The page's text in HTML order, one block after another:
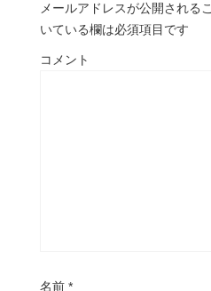
メールアドレスが公開される
いている欄は必須項目です
コメント
名前 *